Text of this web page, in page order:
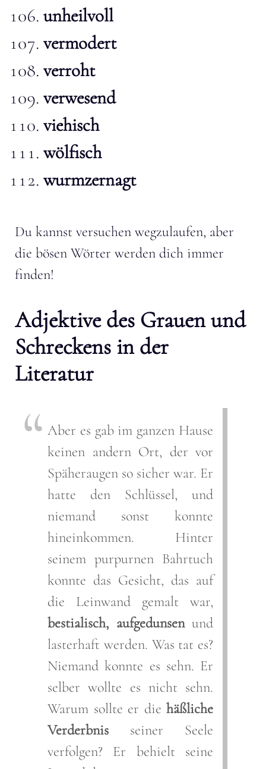
unheilvoll
vermodert
verroht
verwesend
viehisch
wölfisch
wurmzernagt
Du kannst versuchen wegzulaufen, aber
die bösen Wörter werden dich immer
finden!
Adjektive des Grauen und
Schreckens in der
Literatur
Aber es gab im ganzen Hause
keinen andern Ort, der vor
Späheraugen so sicher war. Er
hatte den Schlüssel, und
niemand sonst konnte
hineinkommen. Hinter
seinem purpurnen Bahrtuch
konnte das Gesicht, das auf
die Leinwand gemalt war,
bestialisch, aufgedunsenund
lasterhaft werden. Was tat es?
Niemand konnte es sehn. Er
selber wollte es nicht sehn.
Warum sollte er die häßliche
Verderbnis seiner Seele
verfolgen? Er behielt seine